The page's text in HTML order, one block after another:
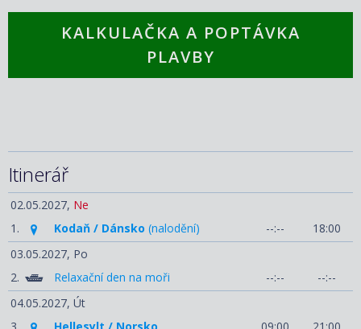
KALKULAČKA A POPTÁVKA
PLAVBY
Itinerář
02.05.2027, Ne
1.
Kodaň / Dánsko (nalodění) --:--
18:00
03.05.2027, Po
2.
Relaxační den na moři --:--
--:--
04.05.2027, Út